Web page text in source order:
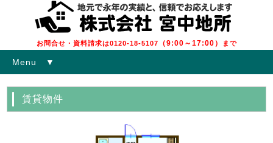
お問合せ・資料請求は0120-18-5107 （9:00～17:00） まで
Menu ▼
賃貸物件